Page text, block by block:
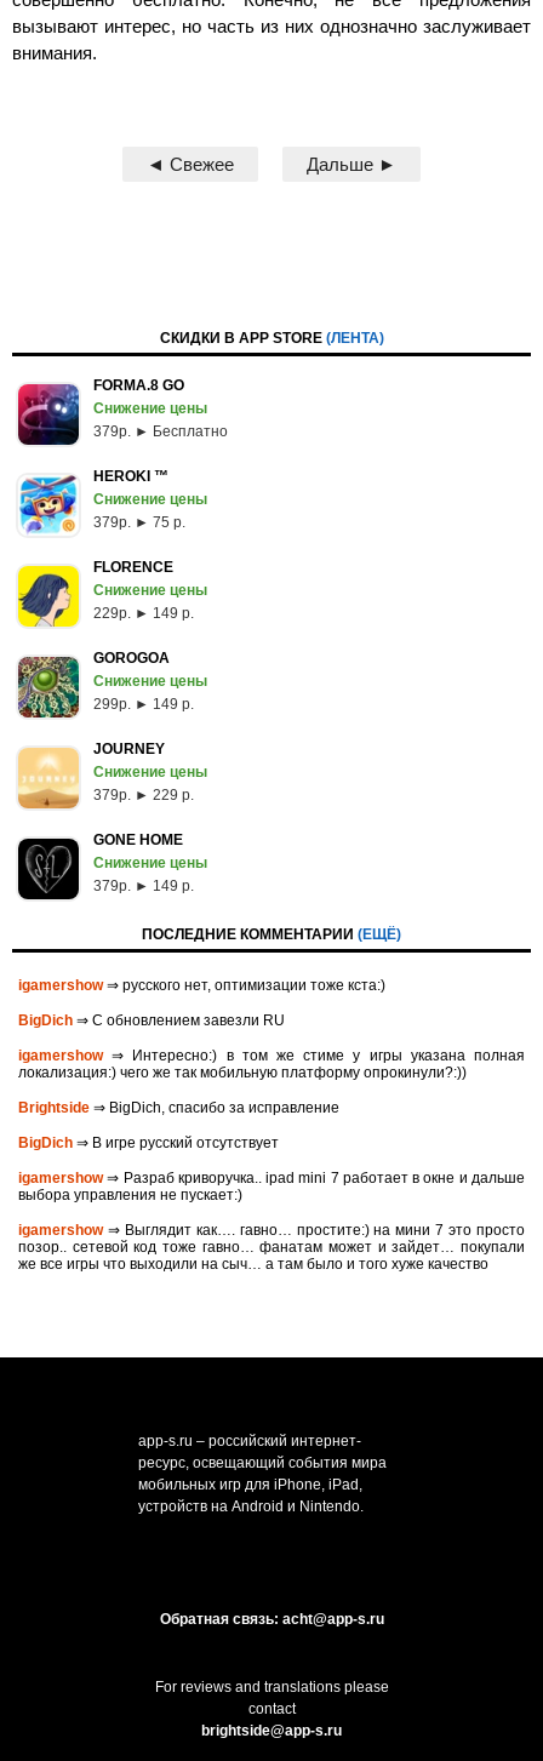
вызывают интерес, но часть из них однозначно заслуживает
внимания.
◄ Свежее Дальше ►
СКИДКИ В APP STORE (ЛЕНТА)
FORMA.8 GO
Снижение цены
379p. ► Бесплатно
HEROKI ™
Снижение цены
379p. ► 75 р.
FLORENCE
Снижение цены
229p. ► 149 р.
GOROGOA
Снижение цены
299p. ► 149 р.
JOURNEY
Снижение цены
379p. ► 229 р.
GONE HOME
Снижение цены
379p. ► 149 р.
ПОСЛЕДНИЕ КОММЕНТАРИИ (ЕЩЁ)
igamershow⇒ русского нет, оптимизации тоже кста:)
BigDich ⇒ С обновлением завезли RU
igamershow⇒ Интересно:) в том же стиме у игры указана полная
локализация:) чего же так мобильную платформу опрокинули?:))
Brightside ⇒ BigDich, спасибо за исправление
BigDich ⇒ В игре русский отсутствует
igamershow⇒ Разраб криворучка.. ipad mini 7 работает в окне и дальше
выбора управления не пускает:)
igamershow⇒ Выглядит как…. гавно… простите:) на мини 7 это просто
позор.. сетевой код тоже гавно… фанатам может и зайдет… покупали
же все игры что выходили на сыч… а там было и того хуже качество
app-s.ru – российский интернет-
ресурс, освещающий события мира
мобильных игр для iPhone, iPad,
устройств на Android и Nintendo.
Обратная связь: acht@app-s.ru
For reviews and translations please
contact
brightside@app-s.ru